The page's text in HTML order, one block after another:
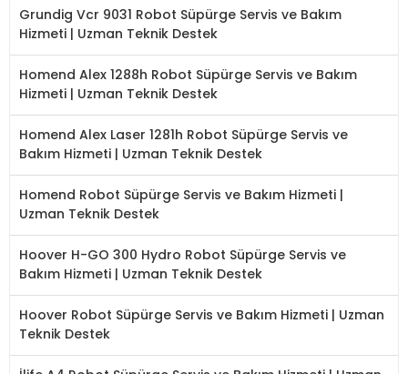
Grundig Vcr 9031 Robot Süpürge Servis ve Bakım
Hizmeti | Uzman Teknik Destek
Homend Alex 1288h Robot Süpürge Servis ve Bakım
Hizmeti | Uzman Teknik Destek
Homend Alex Laser 1281h Robot Süpürge Servis ve
Bakım Hizmeti | Uzman Teknik Destek
Homend Robot Süpürge Servis ve Bakım Hizmeti |
Uzman Teknik Destek
Hoover H-GO 300 Hydro Robot Süpürge Servis ve
Bakım Hizmeti | Uzman Teknik Destek
Hoover Robot Süpürge Servis ve Bakım Hizmeti | Uzman
Teknik Destek